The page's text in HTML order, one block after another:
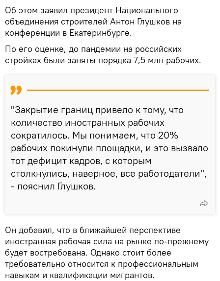
Об этом заявил президент Национального
объединения строителей Антон Глушков на
конференции в Екатеринбурге.
По его оценке, до пандемии на российских
стройках были заняты порядка 7,5 млн рабочих.
"Закрытие границ привело к тому, что
количество иностранных рабочих
сократилось. Мы понимаем, что 20%
рабочих покинули площадки, и это вызвало
тот дефицит кадров, с которым
столкнулись, наверное, все работодатели",
- пояснил Глушков.
Он добавил, что в ближайшей перспективе
иностранная рабочая сила на рынке по-прежнему
будет востребована. Однако стоит более
требовательно относится к профессиональным
навыкам и квалификации мигрантов.